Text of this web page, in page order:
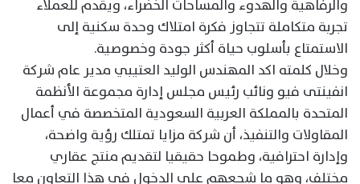
والرفاهية والهدوء والمساحات الخضراء، ويقدم للعملاء
تجربة متكاملة تتجاوز فكرة امتلاك وحدة سكنية إلى
الاستمتاع بأسلوب حياة أكثر جودة وخصوصية.
وخلال كلمته اكد المهندس الوليد العتيبي مدير عام شركة
انفينتى فيو ونائب رئيس مجلس إدارة مجموعة الأنظمة
المتحدة بالمملكة العربية السعودية المتخصصة في أعمال
المقاولات والتنفيذ، أن شركة مزايا تمتلك رؤية واضحة،
وإدارة احترافية، وطموحا حقيقيا لتقديم منتج عقاري
مختلف، وهو ما شجعهم على الدخول في هذا التعاون معا